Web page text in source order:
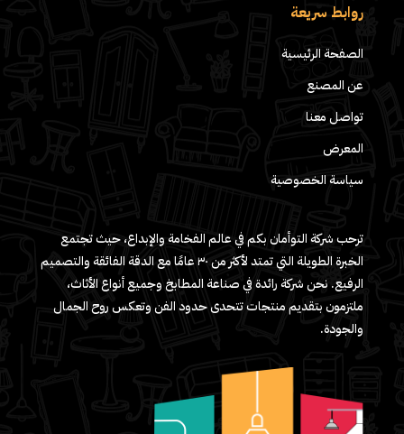
روابط سريعة
الصفحة الرئيسية
عن المصنع
تواصل معنا
المعرض
سياسة الخصوصية
ترحب شركة التوأمان بكم في عالم الفخامة والإبداع، حيث تجتمع
الخبرة الطويلة التي تمتد لأكثر من ٣٠ عامًا مع الدقة الفائقة والتصميم
الرفيع. نحن شركة رائدة في صناعة المطابخ وجميع أنواع الأثاث،
ملتزمون بتقديم منتجات تتحدى حدود الفن وتعكس روح الجمال
والجودة.